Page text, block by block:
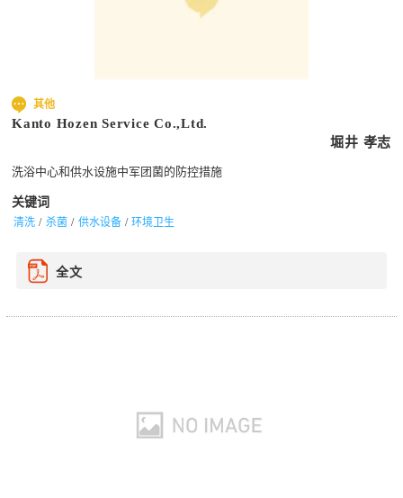
其他
Kanto Hozen Service Co.,Ltd.
堀井 孝志
洗浴中心和供水设施中军团菌的防控措施
关键词
清洗 杀菌 供水设备 环境卫生
全文